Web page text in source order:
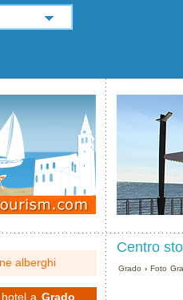
Centro
Grado ›Foto
alberghi
a Grado